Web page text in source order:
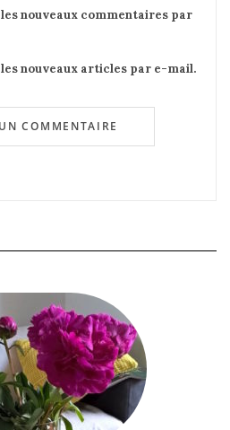
nouveaux commentaires par
nouveaux articles par e-mail.